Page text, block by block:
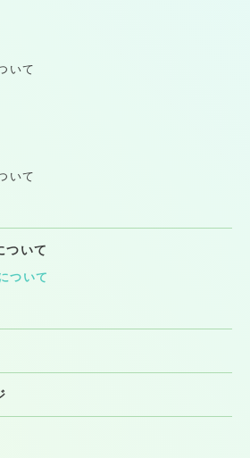
いて
いて
ついて
ついて